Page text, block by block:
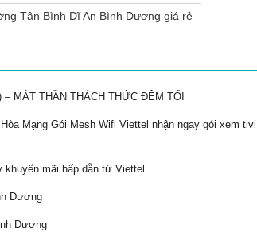
Tân Bình Dĩ An Bình Dương giá rẻ
MẮT THẦN THÁCH THỨC ĐÊM TỐI
Mạng Gói Mesh Wifi Viettel nhận ngay gói xem
mãi hấp dẫn từ Viettel
Dương
Dương